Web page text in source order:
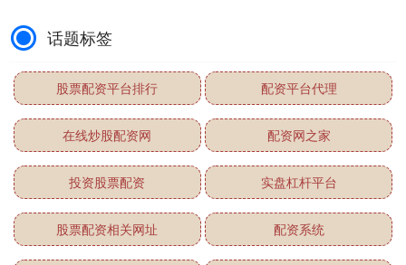
话题标签
股票配资平台排行 配资平台代理
在线炒股配资网 配资网之家
投资股票配资 实盘杠杆平台
股票配资相关网址 配资系统